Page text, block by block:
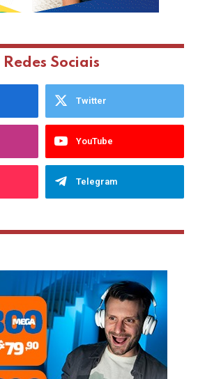
Sociais
Twitter
YouTube
Telegram